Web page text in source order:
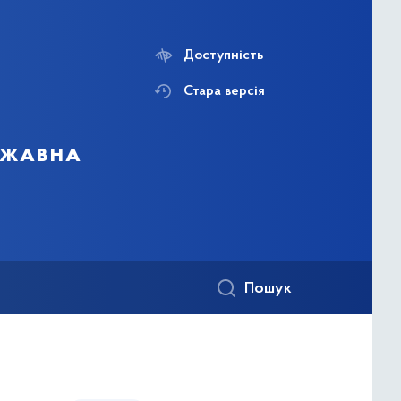
Доступність
Стара версія
Пошук